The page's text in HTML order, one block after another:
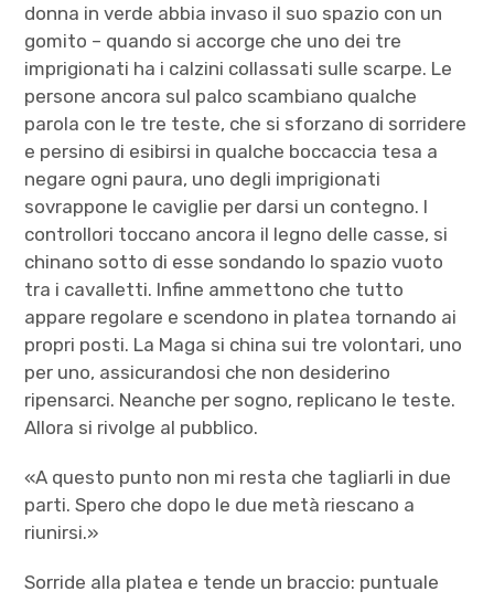
donna in verde abbia invaso il suo spazio con un
gomito – quando si accorge che uno dei tre
imprigionati ha i calzini collassati sulle scarpe. Le
persone ancora sul palco scambiano qualche
parola con le tre teste, che si sforzano di sorridere
e persino di esibirsi in qualche boccaccia tesa a
negare ogni paura, uno degli imprigionati
sovrappone le caviglie per darsi un contegno. I
controllori toccano ancora il legno delle casse, si
chinano sotto di esse sondando lo spazio vuoto
tra i cavalletti. Infine ammettono che tutto
appare regolare e scendono in platea tornando ai
propri posti. La Maga si china sui tre volontari, uno
per uno, assicurandosi che non desiderino
ripensarci. Neanche per sogno, replicano le teste.
Allora si rivolge al pubblico.
«A questo punto non mi resta che tagliarli in due
parti. Spero che dopo le due metà riescano a
riunirsi.»
Sorride alla platea e tende un braccio: puntuale